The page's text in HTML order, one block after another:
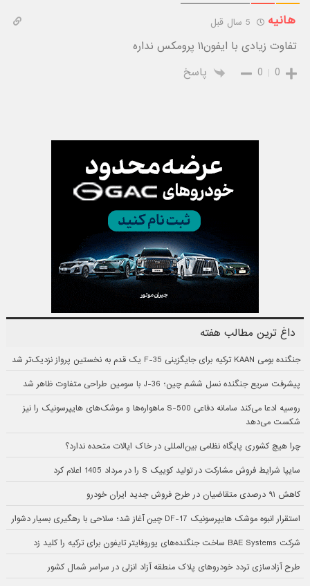
هانیه
تفاوت زیادی با ایفون۱۱ پرومکس نداره
0
0 پاسخ
داغ ترین مطالب هفته
جنگنده بومی KAAN ترکیه برای جایگزینی F-35 یک قدم به نخستین پرواز نزدیک‌تر شد
پیشرفت سریع جنگنده نسل ششم چین؛ J-36 با سومین طراحی متفاوت ظاهر شد
روسیه ادعا می‌کند سامانه دفاعی S-500 ماهواره‌ها و موشک‌های هایپرسونیک را نیز
شکست می‌دهد
چرا هیچ کشوری پایگاه نظامی بین‌المللی در خاک ایالات متحده ندارد؟
سایپا شرایط فروش مشارکت در تولید کوییک S را در مرداد 1405 اعلام کرد
کاهش ۹۱ درصدی متقاضیان در طرح فروش جدید ایران خودرو
استقرار انبوه موشک هایپرسونیک DF-17 چین آغاز شد؛ سلاحی با رهگیری بسیار دشوار
شرکت BAE Systems ساخت جنگنده‌های یوروفایتر تایفون برای ترکیه را کلید زد
طرح آزادسازی تردد خودروهای پلاک منطقه آزاد انزلی در سراسر شمال کشور